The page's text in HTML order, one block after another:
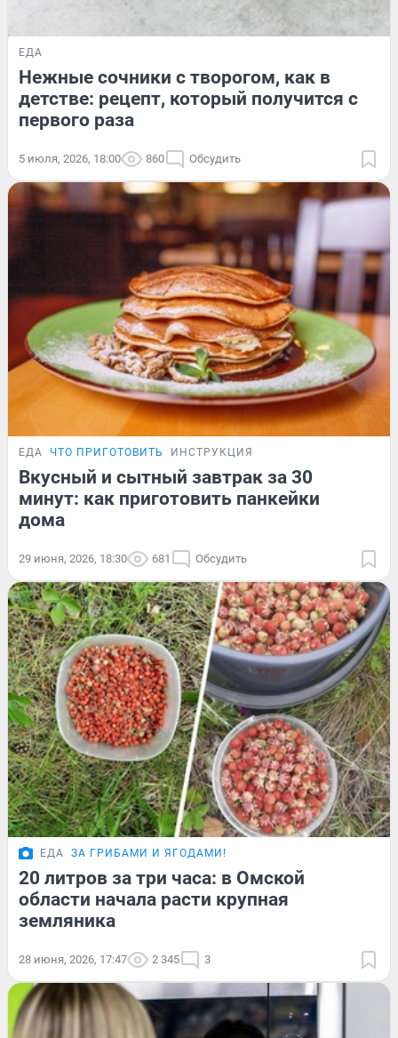
ЕДА
Нежные сочники с творогом, как в
детстве: рецепт, который получится с
первого раза
5 июля, 2026, 18:00 860 Обсудить
ЕДА ЧТО ПРИГОТОВИТЬ ИНСТРУКЦИЯ
Вкусный и сытный завтрак за 30
минут: как приготовить панкейки
дома
29 июня, 2026, 18:30 681 Обсудить
ЕДА ЗА ГРИБАМИ И ЯГОДАМИ!
20 литров за три часа: в Омской
области начала расти крупная
земляника
28 июня, 2026, 17:47 2 345 3